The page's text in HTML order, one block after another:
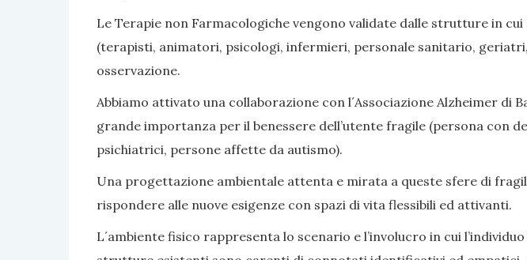
Le Terapie non Farmacologiche vengono validate dalle strutture in
(terapisti, animatori, psicologi, infermieri, personale sanitario,
osservazione.
Abbiamo attivato una collaborazione con l´Associazione Alzheimer di
grande importanza per il benessere dell’utente fragile (persona con
psichiatrici, persone affette da autismo).
Una progettazione ambientale attenta e mirata a queste sfere di
rispondere alle nuove esigenze con spazi di vita flessibili ed attivanti.
L´ambiente fisico rappresenta lo scenario e l’involucro in cui